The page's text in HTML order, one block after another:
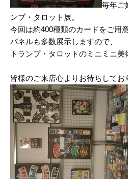
毎年ご
ンプ・タロット展。
今回は約400種類のカードをご用
パネルも多数展示しますので、
トランプ・タロットのミニミニ美
皆様のご来店心よりお待ちしてお